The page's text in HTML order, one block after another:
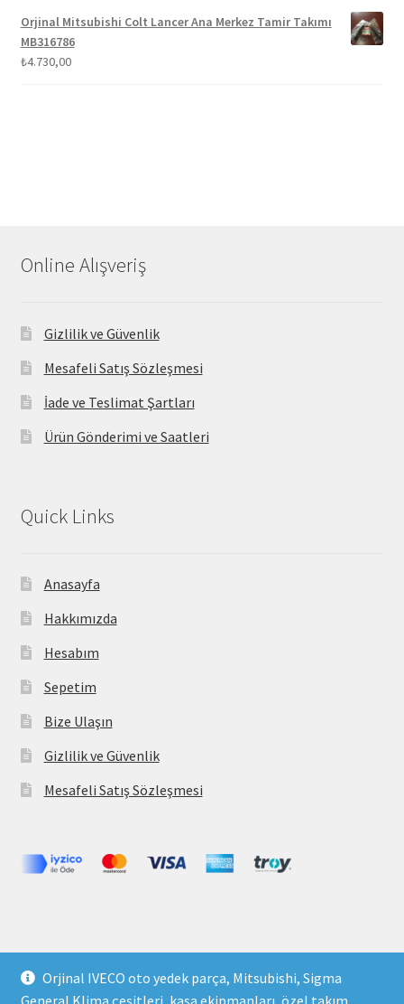
Orjinal IVECO oto yedek parça, Mitsubishi, Sigma
General Klima çeşitleri, kasa ekipmanları, özel takım
Orjinal Mitsubishi Colt Lancer Ana Merkez Tamir Takımı
MB316786
₺4.730,00
Online Alışveriş
Gizlilik ve Güvenlik
Mesafeli Satış Sözleşmesi
İade ve Teslimat Şartları
Ürün Gönderimi ve Saatleri
Quick Links
Anasayfa
Hakkımızda
Hesabım
Sepetim
Bize Ulaşın
Gizlilik ve Güvenlik
Mesafeli Satış Sözleşmesi
Copyright 2021 © parcavs.com Tüm hakları saklıdır. Kredi
kartı bilgileriniz 256bit SSL sertifikası ile korunmaktadır.